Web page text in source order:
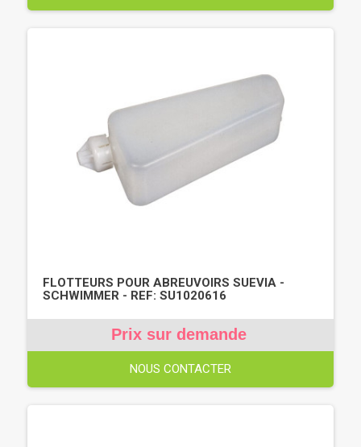
FLOTTEURS POUR ABREUVOIRS SUEVIA -
SCHWIMMER - REF: SU1020616
Prix sur demande
NOUS CONTACTER